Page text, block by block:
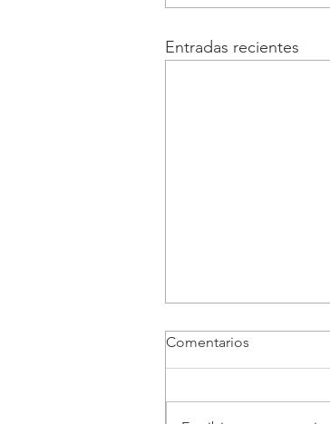
Entradas recientes
Comentarios